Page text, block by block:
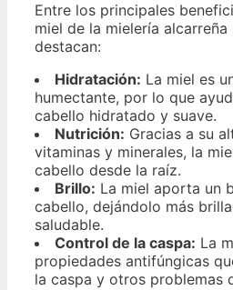
Entre los principales
miel de la mielería
destacan:
Hidratación: La miel es
humectante, por lo que
cabello hidratado y suave.
Nutrición: Gracias a su
vitaminas y minerales, la
cabello desde la raíz.
Brillo: La miel aporta un
cabello, dejándolo más
saludable.
Control de la caspa: La
propiedades antifúngicas
la caspa y otros problemas